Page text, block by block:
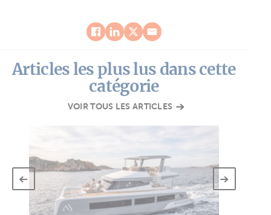
Articles les plus lus dans cette
catégorie
VOIR TOUS LES ARTICLES